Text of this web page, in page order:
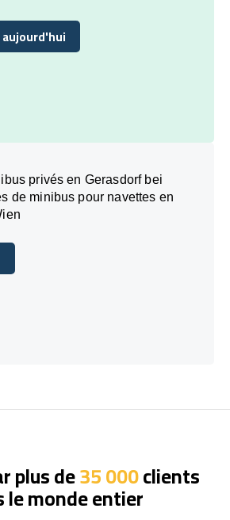
privés en Gerasdorf bei
de minibus pour navettes en
plus de35 000clients
le monde entier